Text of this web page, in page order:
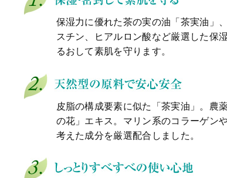
保湿力に優れた茶の実の油 「茶実油」
スチン、ヒアルロン酸など厳選した保
るおして素肌を守ります。
皮脂の構成要素に似た「茶実油」 。農
の花」エキス。マリン系のコラーゲン
考えた成分を厳選配合しました。